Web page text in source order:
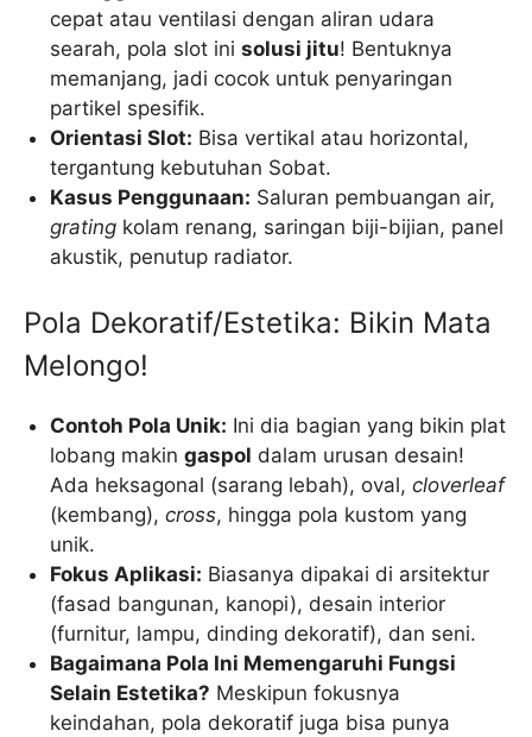
cepat atau ventilasi dengan aliran udara
searah, pola slot inisolusi jitu! Bentuknya
memanjang, jadi cocok untuk penyaringan
partikel spesifik.
Orientasi Slot: Bisa vertikal atau horizontal,
tergantung kebutuhan Sobat.
Kasus Penggunaan: Saluran pembuangan air,
grating kolam renang, saringan biji-bijian, panel
akustik, penutup radiator.
Pola Dekoratif/Estetika: Bikin Mata
Melongo!
Contoh Pola Unik: Ini dia bagian yang bikin plat
lobang makingaspol dalam urusan desain!
Ada heksagonal (sarang lebah), oval,cloverleaf
(kembang),cross, hingga pola kustom yang
unik.
Fokus Aplikasi: Biasanya dipakai di arsitektur
(fasad bangunan, kanopi), desain interior
(furnitur, lampu, dinding dekoratif), dan seni.
Bagaimana Pola Ini Memengaruhi Fungsi
Selain Estetika? Meskipun fokusnya
keindahan, pola dekoratif juga bisa punya